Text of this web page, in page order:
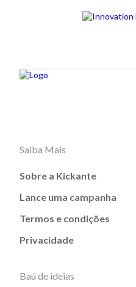
Saiba Mais
Sobre a Kickante
Lance uma campanha
Termos e condições
Privacidade
Baú de ideias